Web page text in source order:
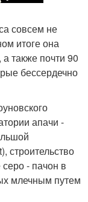
совсем не
итоге она
а также почти 90
бессердечно
апачи -
строительство
серо - пачон в
млечным путем